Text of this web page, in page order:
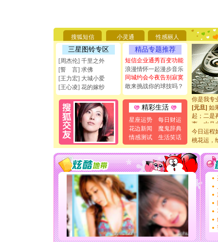
搜狐短信 小灵通 性感丽人
三星图铃专区
[周杰伦] 千里之外
[誓 言] 求佛
[王力宏] 大城小爱
[王心凌] 花的嫁纱
精品专题推荐
短信企业通秀百变功能
浪漫情怀一起漫步音乐
同城约会今夜告别寂寞
敢来挑战你的球技吗？
精彩生活
星座运势
每日财运
花边新闻
魔鬼辞典
情感测试
生活笑话
要平安！
[圣诞节]
能正大
天都要快
[圣诞节]
如意,快
[元旦]看
断电。爱
你是我专
[元旦] 如
起；二是
离。水晶
[元旦]当
泣，这痛
卖了。水
[春节]风
颜！冬
道一声平
[春节]
传
片叶子
送你一
[圣诞节]
你太多
要平安
[圣诞节]
能正大
今日运程
桃花运，